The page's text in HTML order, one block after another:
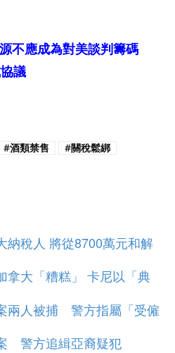
不應成為對美談判籌碼
議
#酒類禁售
#關稅鬆綁
納稅人 將從8700萬元和解
拿大「糟糕」 卡尼以「典
兩人被捕 警方指屬「受僱
警方追緝亞裔疑犯